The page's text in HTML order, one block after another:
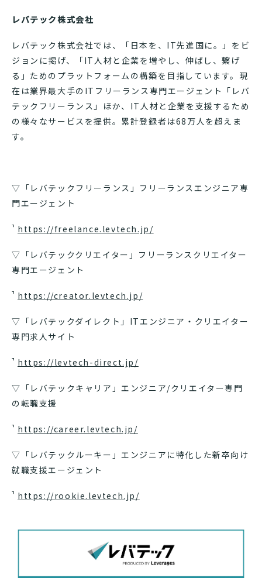
レバテック株式会社
レバテック株式会社では、「日本を、IT先進国に。」をビ
ジョンに掲げ、「IT人材と企業を増やし、伸ばし、繋げ
る」ためのプラットフォームの構築を目指しています。現
在は業界最大手のITフリーランス専門エージェント「レバ
テックフリーランス」ほか、IT人材と企業を支援するため
の様々なサービスを提供。累計登録者は68万人を超えま
す。
▽「レバテックフリーランス」フリーランスエンジニア専
門エージェント
https://freelance.levtech.jp/
▽「レバテッククリエイター」フリーランスクリエイター
専門エージェント
https://creator.levtech.jp/
▽「レバテックダイレクト」ITエンジニア・クリエイター
専門求人サイト
https://levtech-direct.jp/
▽「レバテックキャリア」エンジニア/クリエイター専門
の転職支援
https://career.levtech.jp/
▽「レバテックルーキー」エンジニアに特化した新卒向け
就職支援エージェント
https://rookie.levtech.jp/